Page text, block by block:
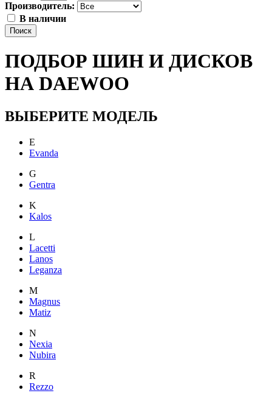
Производитель:
В наличии
Поиск
ПОДБОР ШИН И ДИСКОВ
НА DAEWOO
ВЫБЕРИТЕ МОДЕЛЬ
E
Evanda
G
Gentra
K
Kalos
L
Lacetti
Lanos
Leganza
M
Magnus
Matiz
N
Nexia
Nubira
R
Rezzo